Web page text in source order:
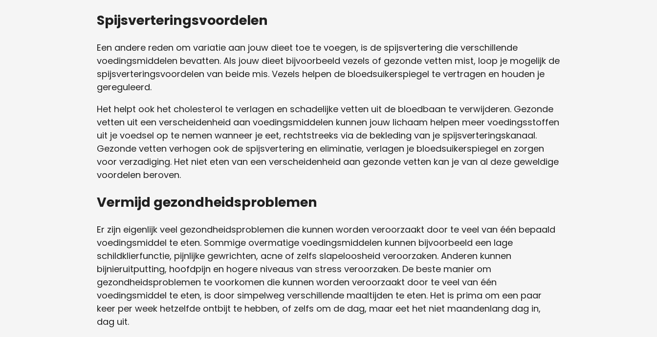
Spijsverteringsvoordelen
Een andere reden om variatie aan jouw dieet toe te voegen, is de spijsvertering die verschillende
voedingsmiddelen bevatten. Als jouw dieet bijvoorbeeld vezels of gezonde vetten mist, loop je mogelijk de
spijsverteringsvoordelen van beide mis. Vezels helpen de bloedsuikerspiegel te vertragen en houden je
gereguleerd.
Het helpt ook het cholesterol te verlagen en schadelijke vetten uit de bloedbaan te verwijderen. Gezonde
vetten uit een verscheidenheid aan voedingsmiddelen kunnen jouw lichaam helpen meer voedingsstoffen
uit je voedsel op te nemen wanneer je eet, rechtstreeks via de bekleding van je spijsverteringskanaal.
Gezonde vetten verhogen ook de spijsvertering en eliminatie, verlagen je bloedsuikerspiegel en zorgen
voor verzadiging. Het niet eten van een verscheidenheid aan gezonde vetten kan je van al deze geweldige
voordelen beroven.
Vermijd gezondheidsproblemen
Er zijn eigenlijk veel gezondheidsproblemen die kunnen worden veroorzaakt door te veel van één bepaald
voedingsmiddel te eten. Sommige overmatige voedingsmiddelen kunnen bijvoorbeeld een lage
schildklierfunctie, pijnlijke gewrichten, acne of zelfs slapeloosheid veroorzaken. Anderen kunnen
bijnieruitputting, hoofdpijn en hogere niveaus van stress veroorzaken. De beste manier om
gezondheidsproblemen te voorkomen die kunnen worden veroorzaakt door te veel van één
voedingsmiddel te eten, is door simpelweg verschillende maaltijden te eten. Het is prima om een ​​paar
keer per week hetzelfde ontbijt te hebben, of zelfs om de dag, maar eet het niet maandenlang dag in,
dag uit.